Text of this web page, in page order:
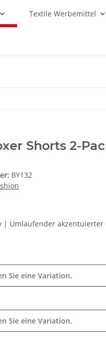
Textile Werbemittel
Shorts 2-
BY132
| Umlaufender
Sie eine Variation.
Sie eine Variation.